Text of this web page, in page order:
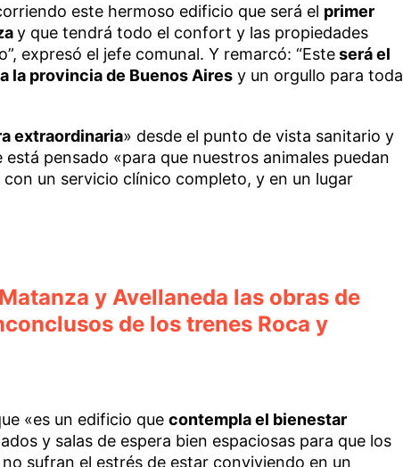
este hermoso edificio que será el primer
y que tendrá todo el confort y las propiedades
expresó el jefe comunal. Y remarcó: “Esteserá el
la provincia de Buenos Airesy un orgullo para toda
extraordinaria» desde el punto de vista sanitario y
pensado «para que nuestros animales puedan
un servicio clínico completo, y en un lugar
y Avellaneda las obras de
de los trenes Roca y
«es un edificio que contempla el bienestar
y salas de espera bien espaciosas para que los
sufran el estrés de estar conviviendo en un